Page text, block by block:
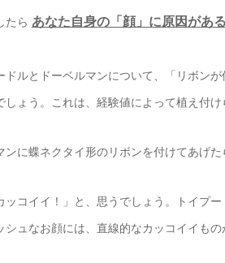
たら あなた自身の「顔」に原因がある
ドルとドーベルマンについて、「リボン
しょう。これは、経験値によって植え付け
ンに蝶ネクタイ形のリボンを付けてあげ
ッコイイ！」と、思うでしょう。トイプ
シュなお顔には、直線的なカッコイイも